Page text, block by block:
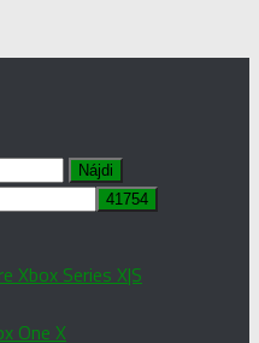
Xbox Series X|S
One X